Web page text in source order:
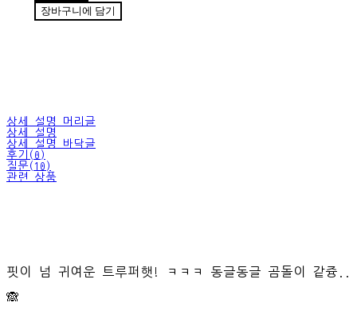
장바구니에 담기
상세 설명 머리글
상세 설명
상세 설명 바닥글
후기(0)
질문(10)
관련 상품
핏이 넘 귀여운 트루퍼햇! ㅋㅋㅋ 동글동글 곰돌이 같즁..
🙈